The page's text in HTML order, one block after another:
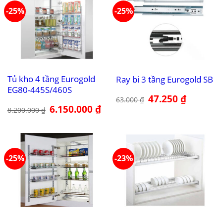
-25%
Tủ kho 4 tầng Eurogold
EG80-445S/460S
8.200.000₫ Giá
gốc
6.150.000₫Giá
hiện
-25%
Ray bi 3 tầng Eurogold SB
63.000₫ Giá
gốc
47.250₫Giá
hiện
-25% -23%